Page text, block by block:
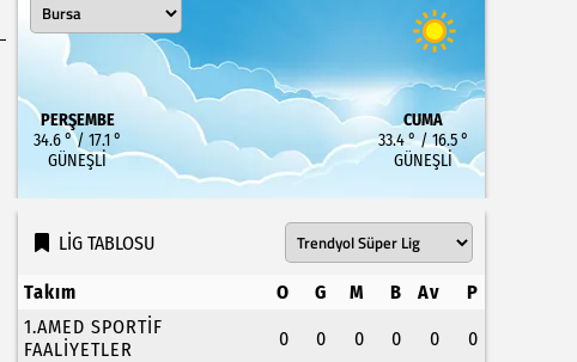
PERŞEMBE
34.6 ° / 17.1 °
GÜNEŞLI
CUMA
33.4 ° / 16.5 °
GÜNEŞLI
LİG TABLOSU
Takım O G M B Av
P
1.AMED SPORTİF
FAALİYETLER
0 0 0 0 0 0